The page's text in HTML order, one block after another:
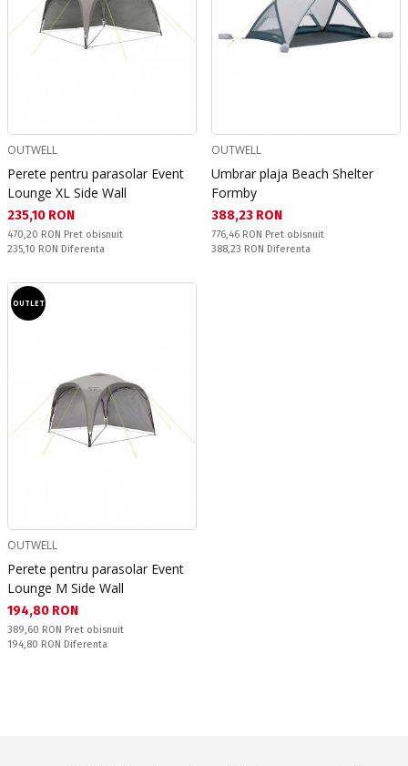
OUTWELL
Perete pentru parasolar Event
Lounge XL Side Wall
Текуща цена:
235,10 RON
Pret obisnuit:
470,20 RON Pret obisnuit
Спестявате:
235,10 RON Diferenta
OUTWELL
Umbrar plaja Beach Shelter
Formby
Текуща цена:
388,23 RON
Pret obisnuit:
776,46 RON Pret obisnuit
Спестявате:
388,23 RON Diferenta
OUTLET
OUTWELL
Perete pentru parasolar Event
Lounge M Side Wall
Текуща цена:
194,80 RON
Pret obisnuit:
389,60 RON Pret obisnuit
Спестявате:
194,80 RON Diferenta